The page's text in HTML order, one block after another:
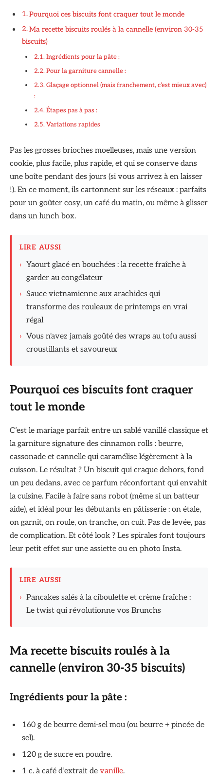
Pourquoi ces biscuits font craquer tout le monde
Ma recette biscuits roulés à la cannelle (environ 30-35
biscuits)
Ingrédients pour la pâte :
Pour la garniture cannelle :
Glaçage optionnel (mais franchement, c’est mieux avec)
:
Étapes pas à pas :
Variations rapides
Pas les grosses brioches moelleuses, mais une version
cookie, plus facile, plus rapide, et qui se conserve dans
une boîte pendant des jours (si vous arrivez à en laisser
!). En ce moment, ils cartonnent sur les réseaux : parfaits
pour un goûter cosy, un café du matin, ou même à glisser
dans un lunch box.
LIRE AUSSI
› Yaourt glacé en bouchées : la recette fraîche à
garder au congélateur
› Sauce vietnamienne aux arachides qui
transforme des rouleaux de printemps en vrai
régal
› Vous n'avez jamais goûté des wraps au tofu aussi
croustillants et savoureux
Pourquoi ces biscuits font craquer
tout le monde
C’est le mariage parfait entre un sablé vanillé classique et
la garniture signature des cinnamon rolls : beurre,
cassonade et cannelle qui caramélise légèrement à la
cuisson. Le résultat ? Un biscuit qui craque dehors, fond
un peu dedans, avec ce parfum réconfortant qui envahit
la cuisine. Facile à faire sans robot (même si un batteur
aide), et idéal pour les débutants en pâtisserie : on étale,
on garnit, on roule, on tranche, on cuit. Pas de levée, pas
de complication. Et côté look ? Les spirales font toujours
leur petit effet sur une assiette ou en photo Insta.
LIRE AUSSI
› Pancakes salés à la ciboulette et crème fraîche :
Le twist qui révolutionne vos Brunchs
Ma recette biscuits roulés à la
cannelle (environ 30-35 biscuits)
Ingrédients pour la pâte :
160 g de beurre demi-sel mou (ou beurre + pincée de
sel).
120 g de sucre en poudre.
1 c. à café d’extrait de vanille.